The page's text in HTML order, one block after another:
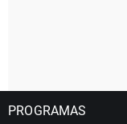
PROGRAMAS